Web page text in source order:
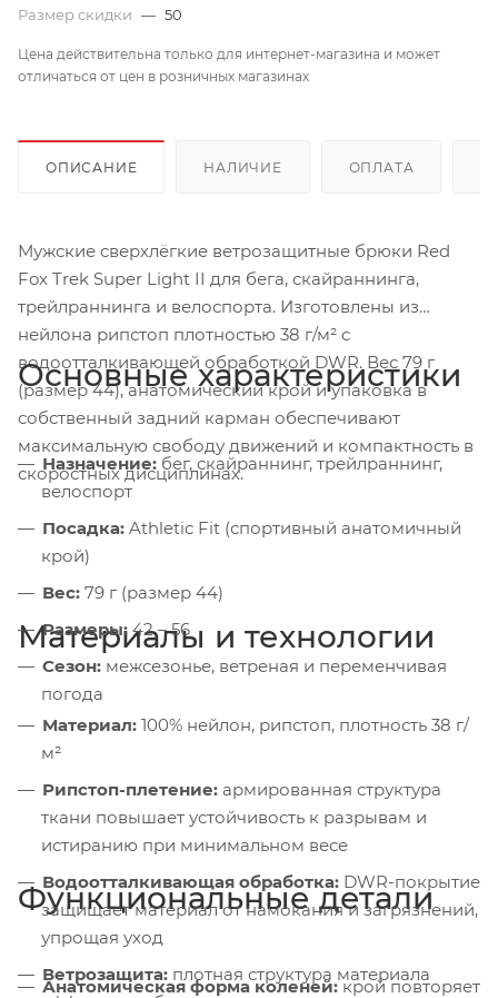
Размер скидки — 50
Цена действительна только для интернет-магазина и может
отличаться от цен в розничных магазинах
ОПИСАНИЕ НАЛИЧИЕ ОПЛАТА
Мужские сверхлёгкие ветрозащитные брюки Red
Fox Trek Super Light II для бега, скайраннинга,
трейлраннинга и велоспорта. Изготовлены из
нейлона рипстоп плотностью 38 г/м² с
водоотталкивающей обработкой DWR. Вес 79 г
(размер 44), анатомический крой и упаковка в
собственный задний карман обеспечивают
максимальную свободу движений и компактность в
скоростных дисциплинах.
Основные характеристики
Назначение: бег, скайраннинг, трейлраннинг,
велоспорт
Посадка: Athletic Fit (спортивный анатомичный
крой)
Вес: 79 г (размер 44)
Размеры: 42 – 56
Сезон: межсезонье, ветреная и переменчивая
погода
Материалы и технологии
Материал: 100% нейлон, рипстоп, плотность 38 г/
м²
Рипстоп-плетение: армированная структура
ткани повышает устойчивость к разрывам и
истиранию при минимальном весе
Водоотталкивающая обработка: DWR-покрытие
защищает материал от намокания и загрязнений,
упрощая уход
Ветрозащита: плотная структура материала
Функциональные детали
Анатомическая форма коленей:крой повторяет